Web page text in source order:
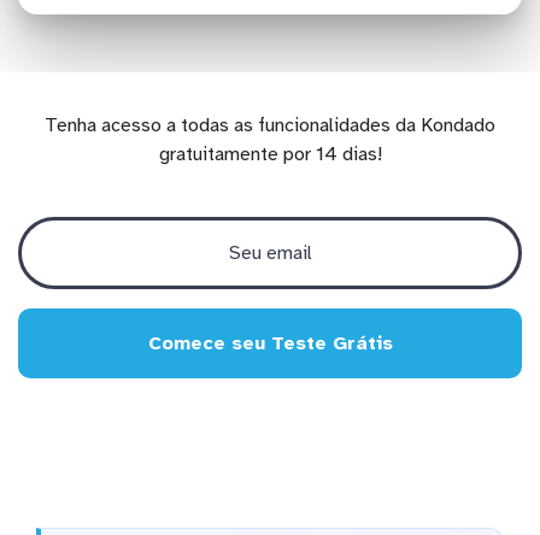
Tenha acesso a todas as funcionalidades da Kondado
gratuitamente por 14 dias!
Comece seu Teste Grátis